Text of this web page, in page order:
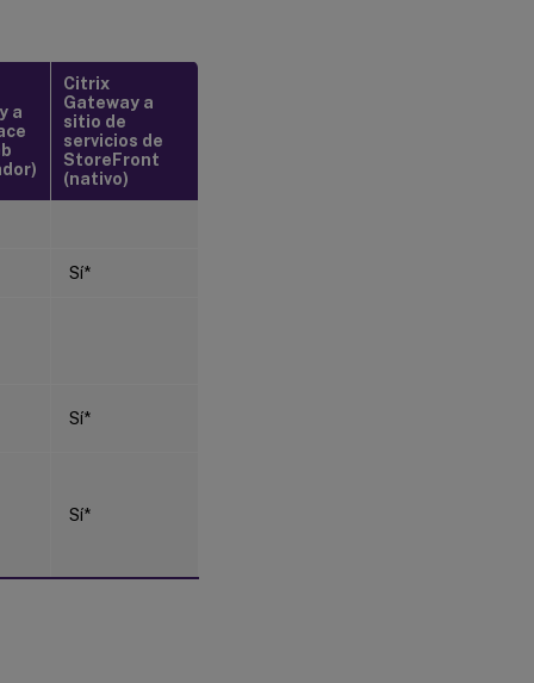
a
Citrix
Gateway a
sitio de
servicios de
StoreFront
(nativo)
Sí*
Sí*
Sí*